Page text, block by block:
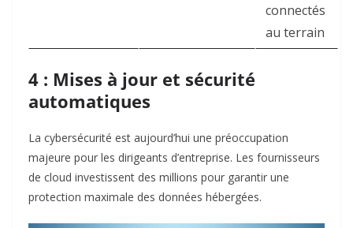
connectés
au terrain
4 : Mises à jour et sécurité
automatiques
La cybersécurité est aujourd’hui une préoccupation
majeure pour les dirigeants d’entreprise. Les fournisseurs
de cloud investissent des millions pour garantir une
protection maximale des données hébergées.